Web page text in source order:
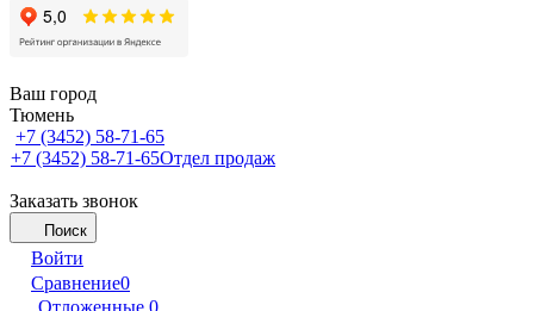
Ваш город
Тюмень
+7 (3452) 58-71-65
+7 (3452) 58-71-65Отдел продаж
Заказать звонок
Поиск
Войти
Сравнение0
Отложенные 0